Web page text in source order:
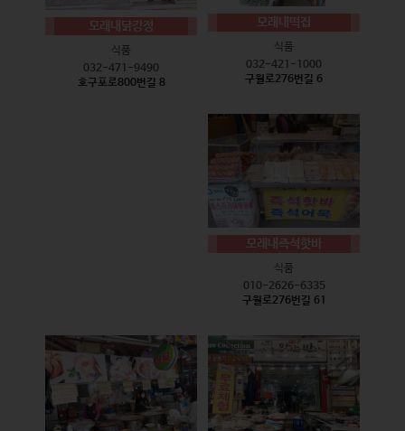
모래내닭강정
식품
032-471-9490
호구포로800번길 8
모래내떡집
식품
032-421-1000
구월로276번길 6
모래내즉석핫바
식품
010-2626-6335
구월로276번길 61